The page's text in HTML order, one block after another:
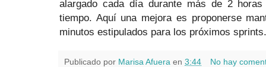
alargado cada día durante más de 2
tiempo. Aquí una mejora es proponerse
minutos estipulados para los próximos sprints.
Publicado por Marisa Afuera en 3:44
No hay